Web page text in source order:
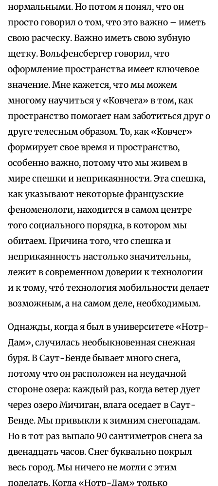
нормальными. Но потом я понял, что он
просто говорил о том, что это важно – иметь
свою расческу. Важно иметь свою зубную
щетку. Вольфенсбергер говорил, что
оформление пространства имеет ключевое
значение. Мне кажется, что мы можем
многому научиться у «Ковчега» в том, как
пространство помогает нам заботиться друг о
друге телесным образом. То, как «Ковчег»
формирует свое время и пространство,
особенно важно, потому что мы живем в
мире спешки и неприкаянности. Эта спешка,
как указывают некоторые французские
феноменологи, находится в самом центре
того социального порядка, в котором мы
обитаем. Причина того, что спешка и
неприкаянность настолько значительны,
лежит в современном доверии к технологии
и к тому, чтó технология мобильности делает
возможным, а на самом деле, необходимым.
Однажды, когда я был в университете «Нотр-
Дам», случилась необыкновенная снежная
буря. В Саут-Бенде бывает много снега,
потому что он расположен на неудачной
стороне озера: каждый раз, когда ветер дует
через озеро Мичиган, влага оседает в Саут-
Бенде. Мы привыкли к зимним снегопадам.
Но в тот раз выпало 90 сантиметров снега за
двенадцать часов. Снег буквально покрыл
весь город. Мы ничего не могли с этим
поделать. Когда «Нотр-Дам» только